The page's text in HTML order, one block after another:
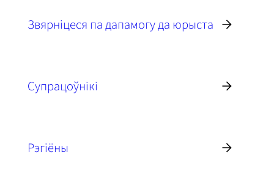
Звярніцеся па дапамогу да юрыста
Супрацоўнікі
Рэгіёны